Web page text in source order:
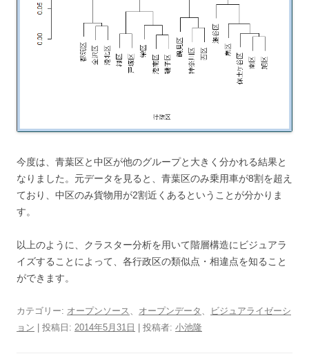
今度は、青葉区と中区が他のグループと大きく分かれる結果と
なりました。元データを見ると、青葉区のみ乗用車が8割を超え
ており、中区のみ貨物用が2割近くあるということが分かりま
す。
以上のように、クラスター分析を用いて階層構造にビジュアラ
イズすることによって、各行政区の類似点・相違点を知ること
ができます。
カテゴリー: オープンソース オープンデータ
ビジュアライゼーシ
ョン | 投稿日: 2014年5月31日 | 投稿者: 小池隆